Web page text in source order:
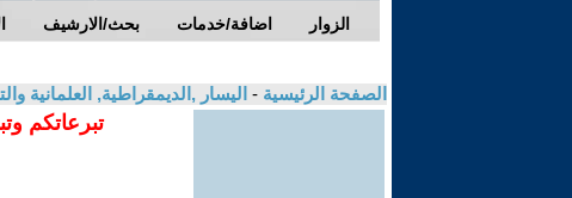
بحث/الارشيف اضافة/خدمات الزوار
الصفحة الرئيسية - اليسار ,الديمقراطية, العلمانية
تبرعاتكم